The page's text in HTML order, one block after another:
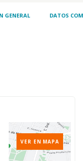
GENERAL DATOS
VER EN MAPA